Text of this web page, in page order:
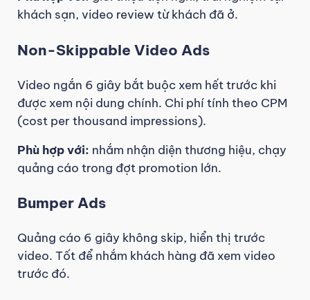
khách sạn, video review từ khách đã ở.
Non-Skippable Video Ads
Video ngắn 6 giây bắt buộc xem hết trước khi
được xem nội dung chính. Chi phí tính theo CPM
(cost per thousand impressions).
Phù hợp với: nhắm nhận diện thương hiệu, chạy
quảng cáo trong đợt promotion lớn.
Bumper Ads
Quảng cáo 6 giây không skip, hiển thị trước
video. Tốt để nhắm khách hàng đã xem video
trước đó.